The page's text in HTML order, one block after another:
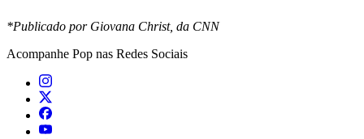
*Publicado por Giovana Christ, da CNN
Acompanhe Pop nas Redes Sociais